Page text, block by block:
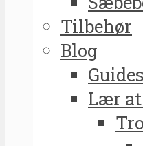
Tilbehør
Blog
Guides
Lær